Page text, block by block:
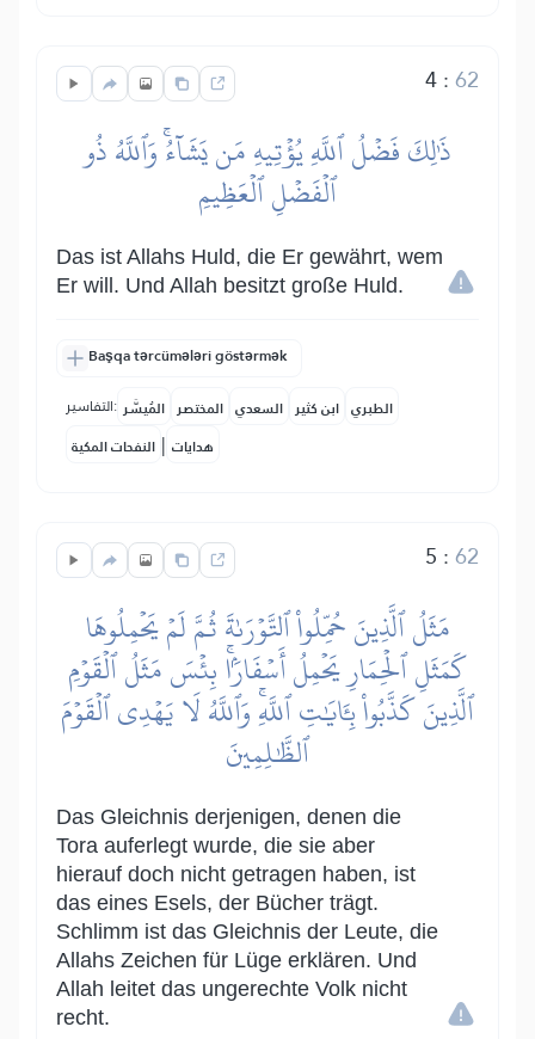
4:62
ذَٰلِكَ فَضۡلُ ٱللَّهِ يُؤۡتِيهِ مَن يَشَآءُۚ وَٱللَّهُ ذُو
ٱلۡفَضۡلِ ٱلۡعَظِيمِ
Das ist Allahs Huld, die Er gewährt, wem
Er will. Und Allah besitzt große Huld.
Başqa tərcümələri göstərmək
التفاسير: المُيسَّر المختصر السعدي ابن كثير الطبري
النفحات المكية | هدايات
5 :62
مَثَلُ ٱلَّذِينَ حُمِّلُواْ ٱلتَّوۡرَىٰةَ ثُمَّ لَمۡ يَحۡمِلُوهَا
كَمَثَلِ ٱلۡحِمَارِ يَحۡمِلُ أَسۡفَارَۢاۚ بِئۡسَ مَثَلُ ٱلۡقَوۡمِ
ٱلَّذِينَ كَذَّبُواْ بِـَٔايَٰتِ ٱللَّهِۚ وَٱللَّهُ لَا يَهۡدِي ٱلۡقَوۡمَ
ٱلظَّٰلِمِينَ
Das Gleichnis derjenigen, denen die
Tora auferlegt wurde, die sie aber
hierauf doch nicht getragen haben, ist
das eines Esels, der Bücher trägt.
Schlimm ist das Gleichnis der Leute, die
Allahs Zeichen für Lüge erklären. Und
Allah leitet das ungerechte Volk nicht
recht.